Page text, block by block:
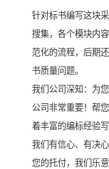
针对标书编写这块
搜集，各个模块内
范化的流程，后期
书质量问题。
我们公司深知：为
公司非常重要！帮
着丰富的编标经验
我们有信心、有决
您的托付，我们乐